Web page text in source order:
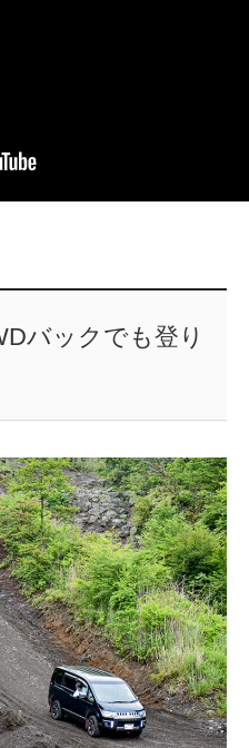
バックでも登り